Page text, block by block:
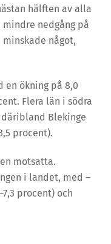
hälften av alla
nedgång på
minskade något,
en ökning på 8,0
Flera län i södra
Blekinge
procent).
motsatta.
i landet, med –
procent) och